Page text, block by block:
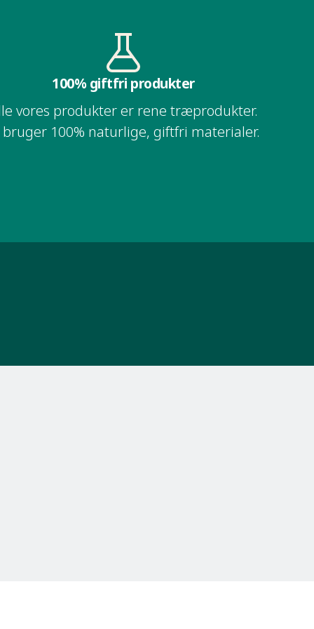
100% giftfri produkter​​​​‌ ‍ ​‍​‍‌‍ ‌ ​‍‌‍‍‌‌‍‌ ‌‍‍‌‌‍ ‍​‍​‍​ ‍‍​‍​‍‌ ​ ‌‍​‌‌‍ ‍‌‍‍‌‌ ‌​‌ ‍‌​‍ ‍‌‍‍‌‌‍ ​‍​‍​‍ ​​‍​‍‌‍‍​‌ ​‍‌‍‌‌‌‍‌‍​‍​‍​ ‍‍​‍​‍‌ ​ ‌ ‌‌‌ ​​‌‍‌‌‌ ​‍​‍ ‌‌‍ ​‌‍ ‌‍‌ ‌‍‍‌‌‍ ‍​‍ ‌‍‍‌‌‍ ‍‌ ‌​‌‍‌‌‌‍ ‍‌ ‌​​‍ ‌‍‌‌‌‍‌​‌‍‍‌‌ ‌​​‍ ‌‍ ‌‌‍ ‌‍‌​‌‍‌‌​ ‌‌ ​​‌ ​‍‌‍‌‌‌ ​ ‌‍‌‌‌‍ ‍‌ ‌​‌‍​‌‌ ‌​‌‍‍‌‌‍ ‌‍ ‍​ ‍ ‌‍‍‌‌‍‌​​ ‌‌ ​ ‌‍‍​‌‍ ‌ ​​‌‍‍‌‌‍‌‍‌ ‍‌‌​​ ‌‍ ‌‍ ​‌‍ ​‌‍‌‌‌‍​ ‌ ‌​‌‍‍‌‌‍ ‌‍ ‍​‍ ‌​ ​‍​ ‌‍​ ‍‌​ ​‌​ ‍​​ ‍‌​ ‍‌​ ‌ ​ ​‍​ ​‌​ ‌ ​ ‌‌​ ‍ ‌ ‌​‌ ‍‌‌ ​​‌‍‌‌​ ‌‌‍​ ‌‍ ‌‍ ​‌‍ ​‌‍‌‌‌‍​ ‌ ‌​‌‍‍‌‌‍ ‌‍ ‍​ ‍ ‌ ​​‌‍​‌‌ ‌​‌‍‍​​ ‌‌ ​​‌‍​‌‌‍‌ ‌‍‌‌‌​​‍‌ ‌‌‌‍‍‌‌‍ ​‌‍‌​‌‍‌‌‌ ​‍​‍‌‌​ ‌‌‌​​‍‌‌ ‌‍‍ ‌‍‌‌‌ ‍‌​‍‌‌​ ​ ‌​‌​​‍‌‌​ ​ ‌​‌​​‍‌‌​ ​‍​ ​‍​ ‌‍​ ‌​​ ‍‌‌‍‌‍​ ‌​​ ​‌​ ‌‌​ ‌​‌‍‌‍​ ‌‍‌‍‌‍‌‍​ ​‍‌‌​ ​‍​ ​‍​‍‌‌​ ‌‌‌​‌​​‍ ‍‌‍​‍‌‍ ‌ ‍​‌‍‌‌‌ ​ ​‍‌‌​ ‌‌‌​​‍‌‌ ‌‍‍ ‌‍‌‌‌ ‍‌​‍‌‌​ ​ ‌​‌​​‍‌‌​ ​ ‌​‌​​‍‌‌​ ​‍​ ​‍‌‍​‌​ ​‌‌‍‌‌​ ​ ‌‍‌​​ ‍‌​ ‌‍​ ​‍‌‍‌‍‌‍​ ​ ‍​​ ‍‌​‍‌‌​ ​‍​ ​‍​‍‌‌​ ‌‌‌​‌​​‍ ‍‌ ‌​‌‍‍‌‌ ‌​‌‍ ​‌‍‌‌​ ‌‍​‍‌‍​‌‌ ​ ‌‍‌‌‌‌‌‌‌ ​‍‌‍ ​​ ‌‌ ​ ‌ ‌‌‌ ​​‌‍‌‌‌ ​‍​‍ ‌‌‍ ​‌‍ ‌‍‌ ‌‍‍‌‌‍ ‍​‍‌‍‌‍‍‌‌‍‌​​ ‌‌ ​ ‌‍‍​‌‍ ‌ ​​‌‍‍‌‌‍‌‍‌ ‍‌‌​​ ‌‍ ‌‍ ​‌‍ ​‌‍‌‌‌‍​ ‌ ‌​‌‍‍‌‌‍ ‌‍ ‍​‍ ‌​ ​‍​ ‌‍​ ‍‌​ ​‌​ ‍​​ ‍‌​ ‍‌​ ‌ ​ ​‍​ ​‌​ ‌ ​ ‌‌​‍‌‍‌ ‌​‌ ‍‌‌ ​​‌‍‌‌​ ‌‌‍​ ‌‍ ‌‍ ​‌‍ ​‌‍‌‌‌‍​ ‌ ‌​‌‍‍‌‌‍ ‌‍ ‍​‍‌‍‌ ​​‌‍​‌‌ ‌​‌‍‍​​ ‌‌ ​​‌‍​‌‌‍‌ ‌‍‌‌‌​​‍‌ ‌‌‌‍‍‌‌‍ ​‌‍‌​‌‍‌‌‌ ​‍​‍‌‌​ ‌‌‌​​‍‌‌ ‌‍‍ ‌‍‌‌‌ ‍‌​‍‌‌​ ​ ‌​‌​​‍‌‌​ ​ ‌​‌​​‍‌‌​ ​‍​ ​‍​ ‌‍​ ‌​​ ‍‌‌‍‌‍​ ‌​​ ​‌​ ‌‌​ ‌​‌‍‌‍​ ‌‍‌‍‌‍‌‍​ ​‍‌‌​ ​‍​ ​‍​‍‌‌​ ‌‌‌​‌​​‍ ‍‌‍​‍‌‍ ‌ ‍​‌‍‌‌‌ ​ ​‍‌‌​ ‌‌‌​​‍‌‌ ‌‍‍ ‌‍‌‌‌ ‍‌​‍‌‌​ ​ ‌​‌​​‍‌‌​ ​ ‌​‌​​‍‌‌​ ​‍​ ​‍‌‍​‌​ ​‌‌‍‌‌​ ​ ‌‍‌​​ ‍‌​ ‌‍​ ​‍‌‍‌‍‌‍​ ​ ‍​​ ‍‌​‍‌‌​ ​‍​ ​‍​‍‌‌​ ‌‌‌​‌​​‍ ‍‌ ‌​‌‍‍‌‌ ‌​‌‍ ​‌‍‌‌​‍‌‍‌ ​​‌‍‌‌‌ ​‍‌ ​ ‌ ​​‌‍‌‌‌‍​ ‌ ‌​‌‍‍‌‌ ‌‍‌‍‌‌​ ‌‌ ​​‌ ‌‌‌‍​‍‌‍ ​‌‍‍‌‌ ​ ‌‍‍​‌‍‌‌‌‍‌​​‍​‍‌ ‌
vores produkter er rene træprodukter.
naturlige, giftfri materialer.​​​​‌